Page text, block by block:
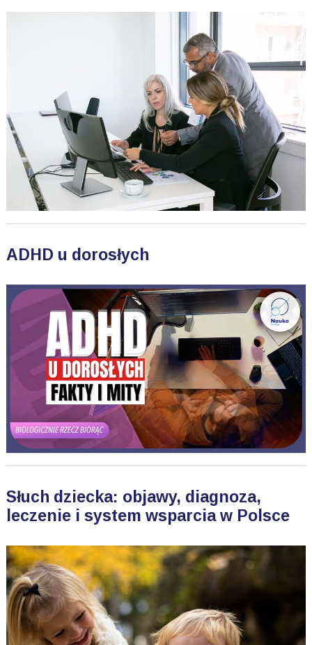
ADHD u dorosłych
Słuch dziecka: objawy, diagnoza,
leczenie i system wsparcia w Polsce